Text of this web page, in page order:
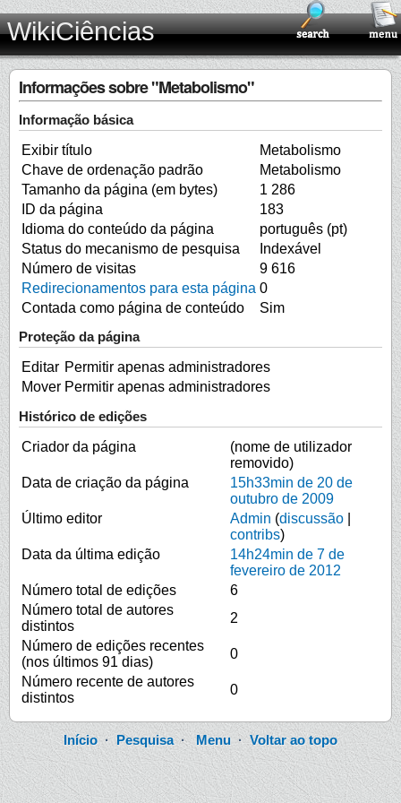
WikiCiências
Informações sobre "Metabolismo"
Informação básica
Exibir título
Metabolismo
Chave de ordenação padrão
Metabolismo
Tamanho da página (em bytes)
1 286
ID da página
183
Idioma do conteúdo da página
português (pt)
Status do mecanismo de pesquisa
Indexável
Número de visitas
9 616
Redirecionamentos para esta página 0
Contada como página de conteúdo
Sim
Proteção da página
Editar Permitir apenas administradores
Mover Permitir apenas administradores
Histórico de edições
Criador da página
(nome de utilizador
removido)
Data de criação da página
15h33min de 20 de
outubro de 2009
Último editor
Admin (discussão
contribs)
Data da última edição
14h24min de 7 de
fevereiro de 2012
Número total de edições
6
Número total de autores
distintos
2
Número de edições recentes
(nos últimos 91 dias)
0
Número recente de autores
distintos
0
Início·Pesquisa·Menu ·Voltar ao topo